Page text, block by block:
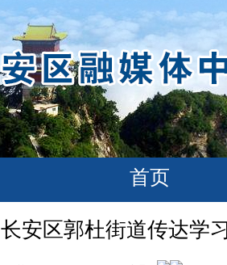
首页
长安区郭杜街道传达学